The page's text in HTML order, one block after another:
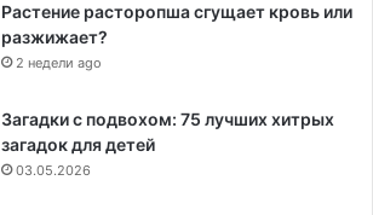
Растение расторопша сгущает кровь или
разжижает?
2 недели ago
Загадки с подвохом: 75 лучших хитрых
загадок для детей
03.05.2026